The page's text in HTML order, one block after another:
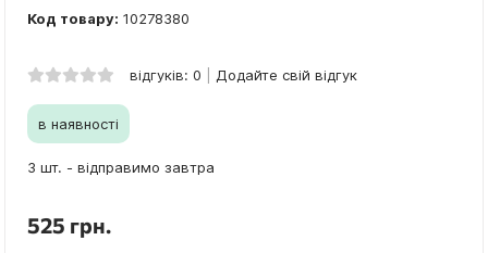
Код товару: 10278380
відгуків: 0 Додайте свій відгук
в наявності
3 шт. - відправимо завтра
525 грн.